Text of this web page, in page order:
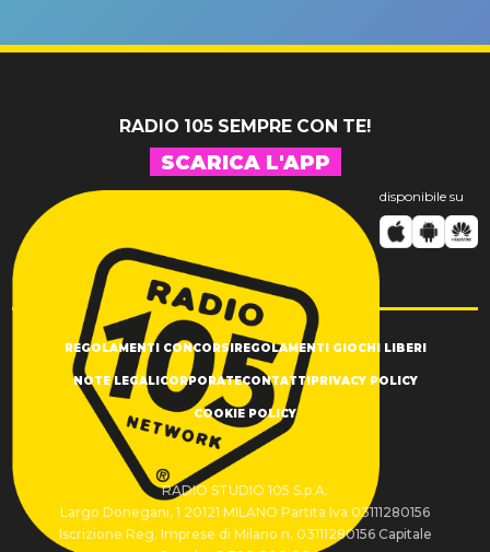
RADIO 105 SEMPRE CON TE!
SCARICA L'APP
disponibile su
REGOLAMENTI CONCORSI REGOLAMENTI GIOCHI LIBERI
NOTE LEGALI CORPORATECONTATTI PRIVACY POLICY
COOKIE POLICY
RADIO STUDIO 105 S.p.A.
Largo Donegani, 1 20121 MILANO Partita Iva 03111280156
Iscrizione Reg. Imprese di Milano n. 03111280156 Capitale